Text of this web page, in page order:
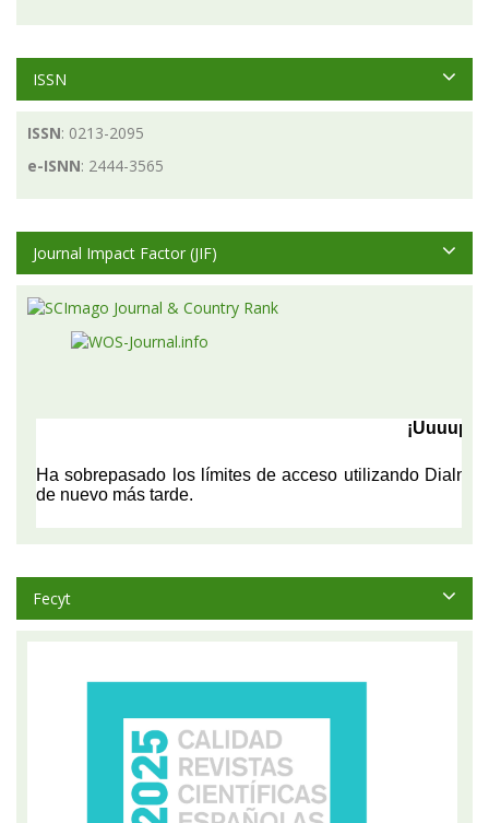
ISSN
ISSN: 0213-2095
e-ISNN: 2444-3565
Journal Impact Factor (JIF)
Fecyt